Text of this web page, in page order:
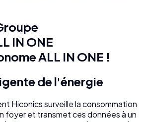
IN ONE
ALL IN ONE !
de l'énergie
Hiconics surveille la consommation
foyer et transmet ces données à un